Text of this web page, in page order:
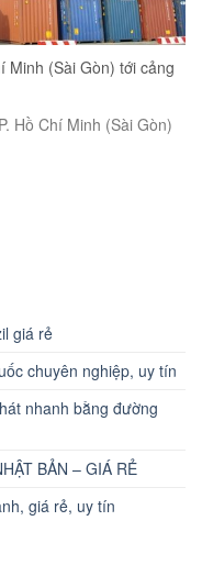
Minh (Sài Gòn) tới cảng
Hồ Chí Minh (Sài Gòn)
giá rẻ
chuyên nghiệp, uy tín
nhanh bằng đường
BẢN – GIÁ RẺ
giá rẻ, uy tín